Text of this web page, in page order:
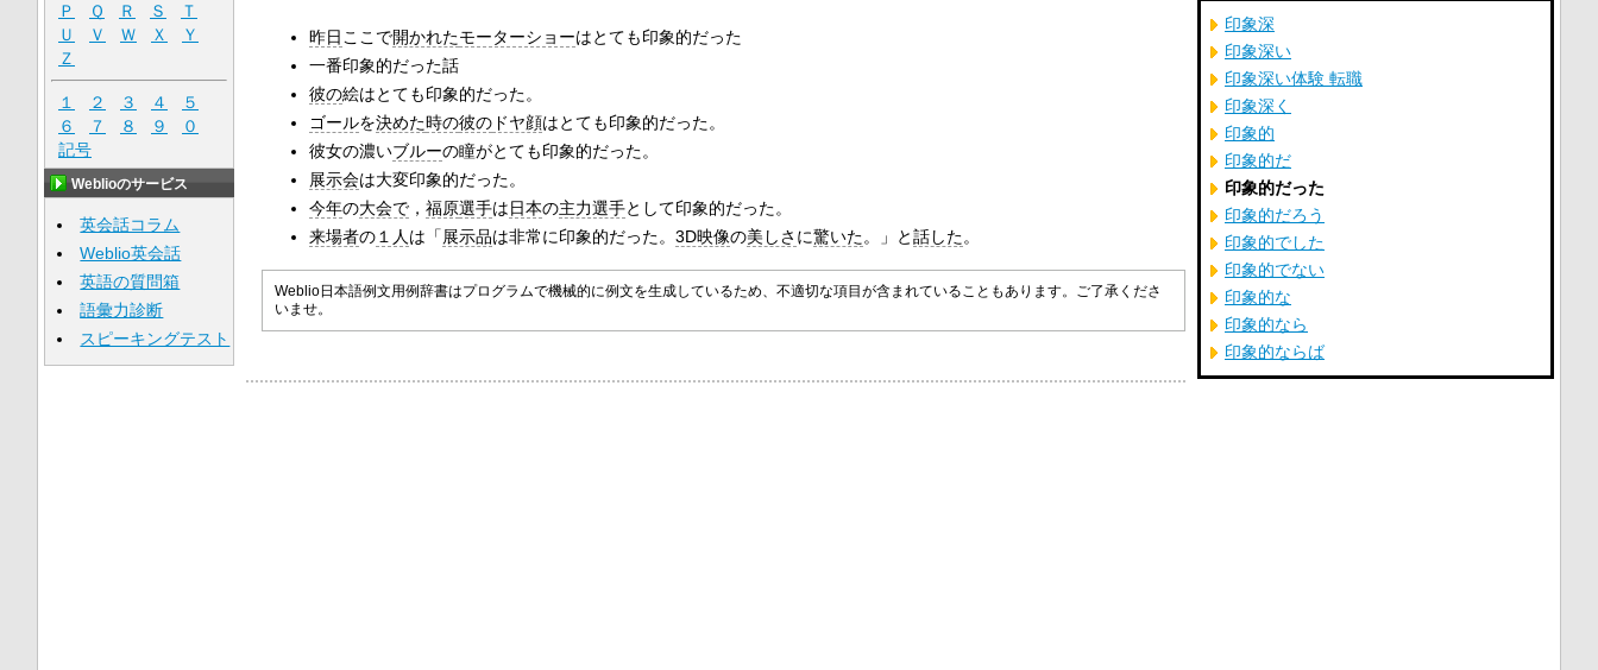
昨日 ここで開かれたモーターショーはとても印象的だった
一番印象的だった話
彼の絵はとても印象的だった。
ゴールを決めた時の彼のドヤ顔はとても印象的だった。
彼女の濃いブルーの瞳がとても印象的だった。
展示会は大変印象的だった。
今年の大会で， 福原選手は日本の主力選手として印象的だった。
来場者の１人 は「 展示品は非常に印象的だった。 3D映像の美しさ に驚いた。」と話した。
Weblio日本語例文用例辞書はプログラムで機械的に例文を生成しているため、不適切な項目が含まれていることもあります。ご了承くださ
いませ。
Ｐ
Ｑ Ｒ Ｓ
Ｔ
Ｕ
Ｖ Ｗ Ｘ
Ｙ
Ｚ
１ ２ ３ ４
５
６
７ ８ ９
０
記号
Weblioのサービス
英会話コラム
Weblio英会話
英語の質問箱
語彙力診断
スピーキングテスト
印象深
印象深い
印象深い体験 転職
印象深く
印象的
印象的だ
印象的だった
印象的だろう
印象的でした
印象的でない
印象的な
印象的なら
印象的ならば